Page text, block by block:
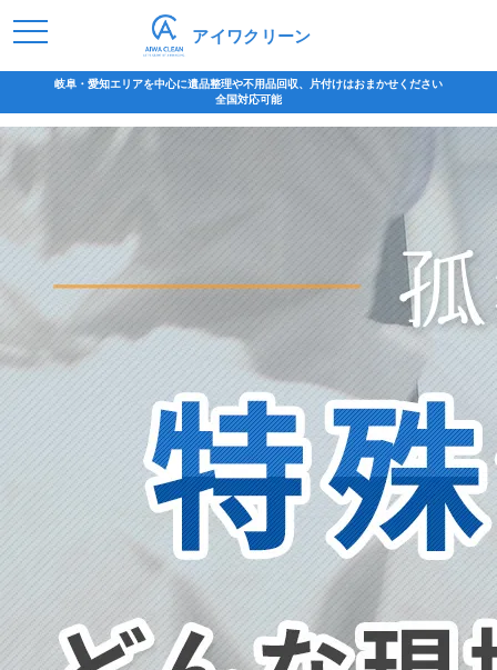
アイワクリーン